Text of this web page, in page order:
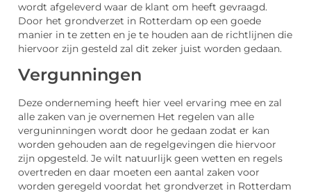
wordt afgeleverd waar de klant om heeft gevraagd.
Door het grondverzet in Rotterdam op een goede
manier in te zetten en je te houden aan de richtlijnen die
hiervoor zijn gesteld zal dit zeker juist worden gedaan.
Vergunningen
Deze onderneming heeft hier veel ervaring mee en zal
alle zaken van je overnemen Het regelen van alle
verguninningen wordt door he gedaan zodat er kan
worden gehouden aan de regelgevingen die hiervoor
zijn opgesteld. Je wilt natuurlijk geen wetten en regels
overtreden en daar moeten een aantal zaken voor
worden geregeld voordat het grondverzet in Rotterdam